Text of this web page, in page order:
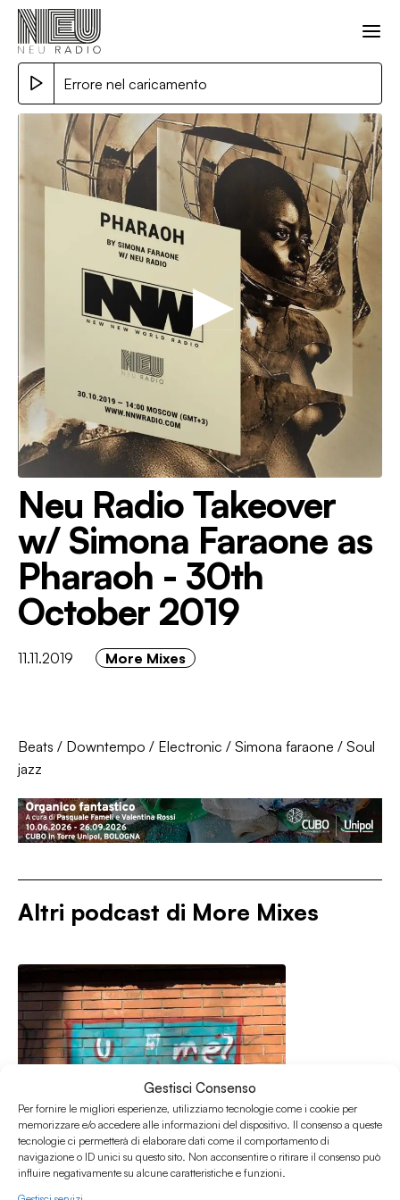
Gestisci Consenso
Per fornire le migliori esperienze, utilizziamo tecnologie come i cookie per
memorizzare e/o accedere alle informazioni del dispositivo. Il consenso a queste
tecnologie ci permetterà di elaborare dati come il comportamento di
navigazione o ID unici su questo sito. Non acconsentire o ritirare il consenso può
influire negativamente su alcune caratteristiche e funzioni.
Errore nel caricamento
Neu Radio Takeover
w/ Simona Faraone as
Pharaoh - 30th
October 2019
11.11.2019 More Mixes
Beats / Downtempo / Electronic / Simona faraone / Soul
jazz
Altri podcast di More Mixes